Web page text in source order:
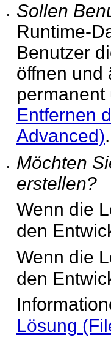
•
Sollen
Runtime-
Benutzer
öffnen und
Entfernen
Advanced).
•
Möchten
erstellen?
Wenn die
den
Wenn die
den
Lösung